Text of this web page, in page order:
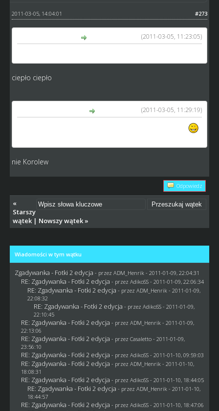
#273
2011-03-05, 14:04:01
(2011-03-05, 11:23:05)
ciepło ciepło
(2011-03-05, 11:29:19)
nie Korolew
Odpowiedz
«
Starszy
wątek| Nowszy wątek»
Wiadomości w tym wątku
Zgadywanka - Fotki 2 edycja - przez ADM_Henrik - 2011-01-09, 22:04:31
RE: Zgadywanka - Fotki 2 edycja - przez AdikoSS - 2011-01-09, 22:06:34
RE: Zgadywanka - Fotki 2 edycja - przez ADM_Henrik - 2011-01-09,
22:08:32
RE: Zgadywanka - Fotki 2 edycja - przez AdikoSS - 2011-01-09,
22:10:45
RE: Zgadywanka - Fotki 2 edycja - przez ADM_Henrik - 2011-01-09,
22:13:06
RE: Zgadywanka - Fotki 2 edycja - przez Casaletto- 2011-01-09,
23:56:10
RE: Zgadywanka - Fotki 2 edycja - przez AdikoSS - 2011-01-10, 09:59:03
RE: Zgadywanka - Fotki 2 edycja - przez ADM_Henrik - 2011-01-10,
18:08:31
RE: Zgadywanka - Fotki 2 edycja - przez AdikoSS - 2011-01-10, 18:44:05
RE: Zgadywanka - Fotki 2 edycja - przez ADM_Henrik - 2011-01-10,
18:44:57
RE: Zgadywanka - Fotki 2 edycja - przez AdikoSS - 2011-01-10, 18:47:06